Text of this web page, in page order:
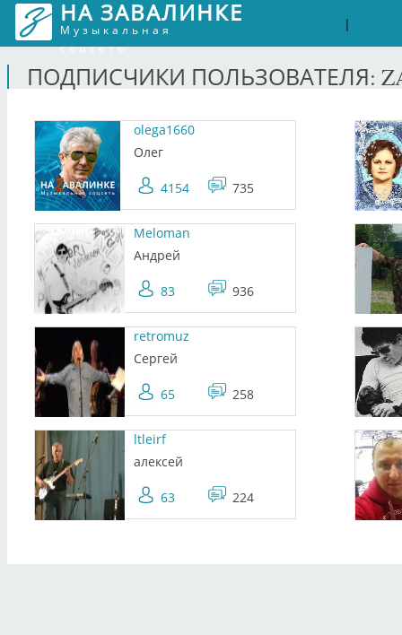
НА ЗАВАЛИНКЕ
Музыкальная
соцсеть
|
ПОДПИСЧИКИ ПОЛЬЗОВАТЕЛЯ:
olega1660
Олег
4154 735
Meloman
Андрей
83 936
retromuz
Сергей
65 258
ltleirf
алексей
63 224